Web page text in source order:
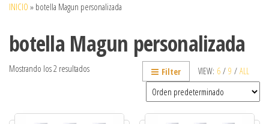
INICIO » botella Magun personalizada
botella Magun personalizada
VIEW: 6 / 9 / ALL
Filter
Mostrando los 2 resultados